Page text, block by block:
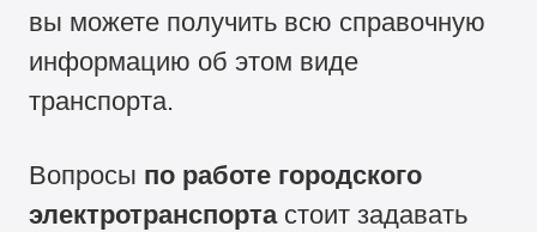
вы можете получить всю справочную
информацию об этом виде
транспорта.
Вопросы по работе городского
электротранспортастоит задавать